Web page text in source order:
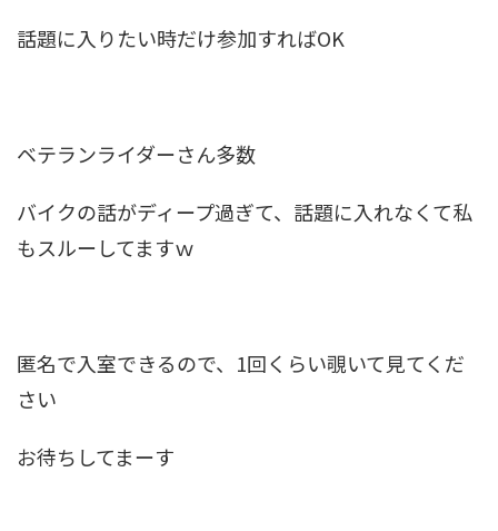
話題に入りたい時だけ参加すればOK
ベテランライダーさん多数
バイクの話がディープ過ぎて、話題に入れなくて私
もスルーしてますｗ
匿名で入室できるので、1回くらい覗いて見てくだ
さい
お待ちしてまーす